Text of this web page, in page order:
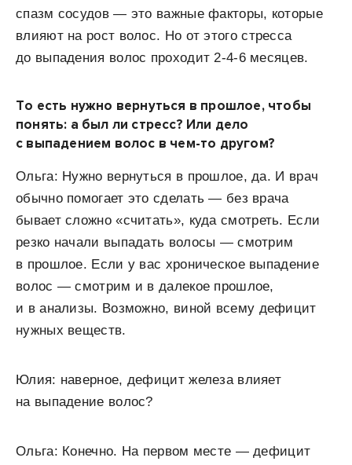
спазм сосудов — это важные факторы, которые
влияют на рост волос. Но от этого стресса
до выпадения волос проходит 2-4-6 месяцев.
То есть нужно вернуться в прошлое, чтобы
понять: а был ли стресс? Или дело
с выпадением волос в чем-то другом?
Ольга: Нужно вернуться в прошлое, да. И врач
обычно помогает это сделать — без врача
бывает сложно «считать», куда смотреть. Если
резко начали выпадать волосы — смотрим
в прошлое. Если у вас хроническое выпадение
волос — смотрим и в далекое прошлое,
и в анализы. Возможно, виной всему дефицит
нужных веществ.
Юлия: наверное, дефицит железа влияет
на выпадение волос?
Ольга: Конечно. На первом месте — дефицит